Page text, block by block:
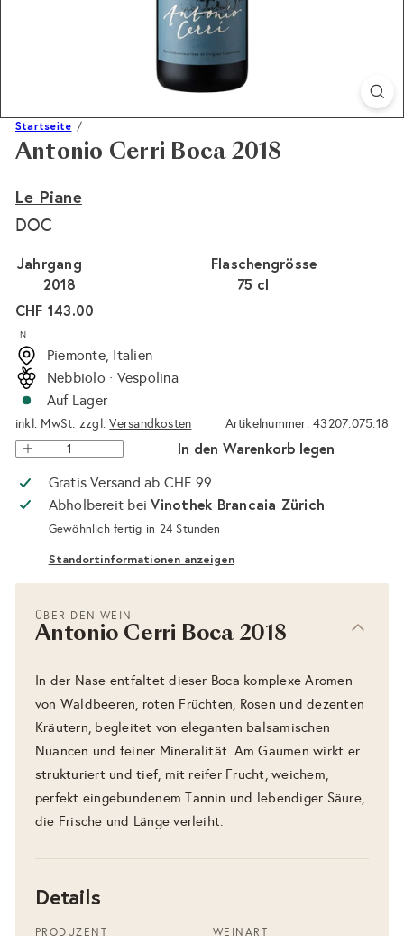
Startseite
Antonio Cerri Boca 2018
Le Piane
DOC
Flaschengrösse
75 cl
Jahrgang
2018
Normaler
Preis
CHF 143.00
N
Piemonte, Italien
Nebbiolo · Vespolina
Auf Lager
inkl. MwSt. zzgl.Versandkosten Artikelnummer: 43207.075.18
In den Warenkorb legen
Gratis Versand ab CHF 99
Abholbereit beiVinothek Brancaia Zürich
Gewöhnlich fertig in 24 Stunden
Standortinformationen anzeigen
ÜBER DEN WEIN
Antonio Cerri Boca 2018
In der Nase entfaltet dieser Boca komplexe Aromen
von Waldbeeren, roten Früchten, Rosen und dezenten
Kräutern, begleitet von eleganten balsamischen
Nuancen und feiner Mineralität. Am Gaumen wirkt er
strukturiert und tief, mit reifer Frucht, weichem,
perfekt eingebundenem Tannin und lebendiger Säure,
die Frische und Länge verleiht.
Details
PRODUZENT WEINART